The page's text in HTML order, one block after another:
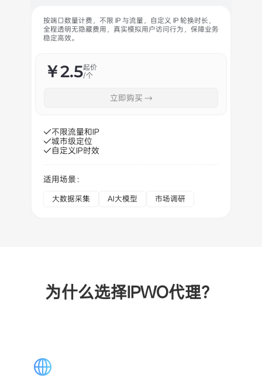
按端口数量计费，不限 IP 与流量，自定义 IP 轮换时长，
全程透明无隐藏费用，真实模拟用户访问行为，保障业务
稳定高效。
￥2.5起价
/个
立即购买 →
不限流量和IP
城市级定位
自定义IP时效
适用场景：
大数据采集 AI大模型 市场调研
为什么选择IPWO代理？